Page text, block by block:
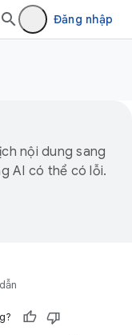
Đăng nhập
nội dung sang
AI có thể có lỗi.